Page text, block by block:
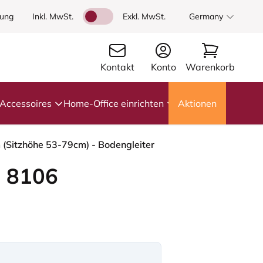
Inkl. MwSt. Exkl. MwSt. Germany
Kontakt Konto Warenkorb
Accessoires Home-Office einrichten Aktionen
53-79cm) - Bodengleiter
8106